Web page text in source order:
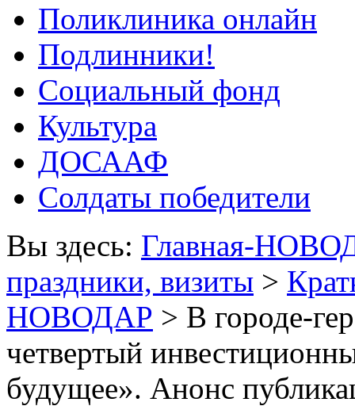
Поликлиника онлайн
Подлинники!
Социальный фонд
Культура
ДОСААФ
Солдаты победители
Вы здесь: Главная-
праздники, визиты >
НОВОДАР > В городе-
четвертый
будущее». Анонс